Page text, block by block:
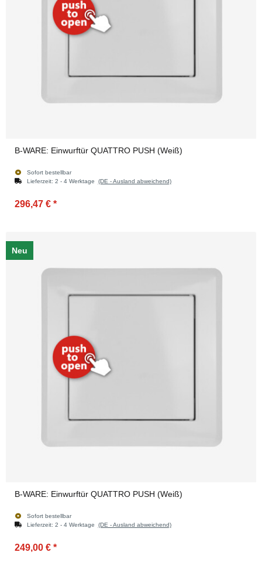
B-WARE: Einwurftür QUATTRO PUSH (Weiß)
Sofort bestellbar
Lieferzeit: 2 - 4 Werktage (DE - Ausland abweichend)
296,47 € *
Neu
B-WARE: Einwurftür QUATTRO PUSH (Weiß)
Sofort bestellbar
Lieferzeit: 2 - 4 Werktage (DE - Ausland abweichend)
249,00 € *